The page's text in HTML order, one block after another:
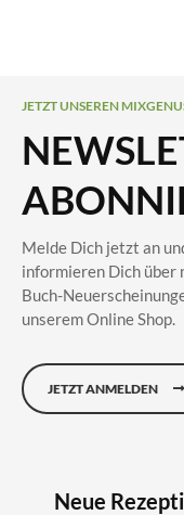
JETZT UNSEREN
Melde Dich jetzt an
informieren Dich über
Buch-
unserem Online Shop.
JETZT ANMELDEN
Neue